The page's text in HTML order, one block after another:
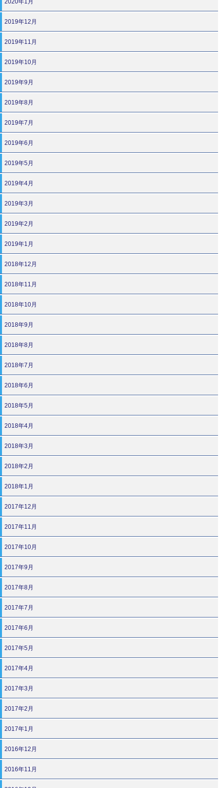
2020年1月
2019年12月
2019年11月
2019年10月
2019年9月
2019年8月
2019年7月
2019年6月
2019年5月
2019年4月
2019年3月
2019年2月
2019年1月
2018年12月
2018年11月
2018年10月
2018年9月
2018年8月
2018年7月
2018年6月
2018年5月
2018年4月
2018年3月
2018年2月
2018年1月
2017年12月
2017年11月
2017年10月
2017年9月
2017年8月
2017年7月
2017年6月
2017年5月
2017年4月
2017年3月
2017年2月
2017年1月
2016年12月
2016年11月